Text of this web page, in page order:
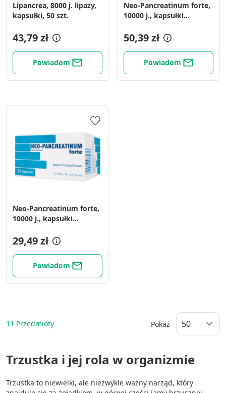
Lipancrea, 8000 j. lipazy,
kapsułki, 50 szt.
43,79 zł
Powiadom
Neo-Pancreatinum forte,
10000 j., kapsułki
50,39 zł
Powiadom
Neo-Pancreatinum forte,
10000 j., kapsułki
29,49 zł
Powiadom
11 Przedmioty Pokaż
Trzustka i jej rola w organizmie
Trzustka to niewielki, ale niezwykle ważny narząd, który